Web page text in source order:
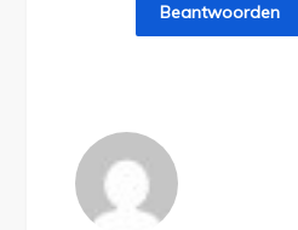
Beantwoorden